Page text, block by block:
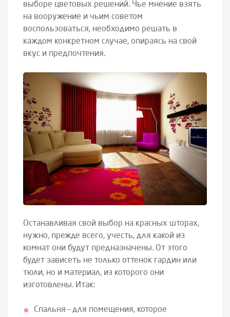
выборе цветовых решений. Чье мнение взять
на вооружение и чьим советом
воспользоваться, необходимо решать в
каждом конкретном случае, опираясь на свой
вкус и предпочтения.
Останавливая свой выбор на красных шторах,
нужно, прежде всего, учесть, для какой из
комнат они будут предназначены. От этого
будет зависеть не только оттенок гардин или
тюли, но и материал, из которого они
изготовлены. Итак:
Спальня – для помещения, которое